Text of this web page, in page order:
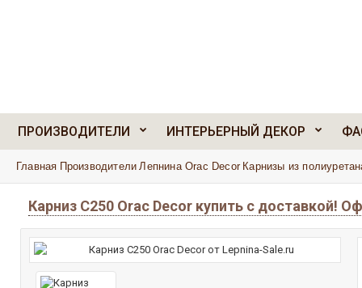
ПРОИЗВОДИТЕЛИ ИНТЕРЬЕРНЫЙ ДЕКОР
Главная Производители Лепнина Orac Decor Карнизы из
Карниз C250 Orac Decor купить с доставкой!